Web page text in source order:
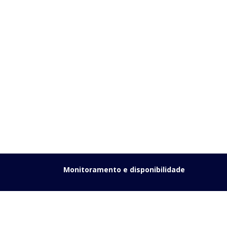
Monitoramento e disponibilidade